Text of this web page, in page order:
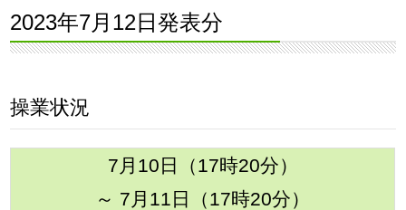
2023年7月12日発表分
操業状況
7月10日（17時20分）
～ 7月11日（17時20分）